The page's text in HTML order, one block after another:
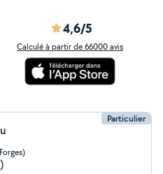
4,6/5
Calculé à partir de 66000 avis
Particulier